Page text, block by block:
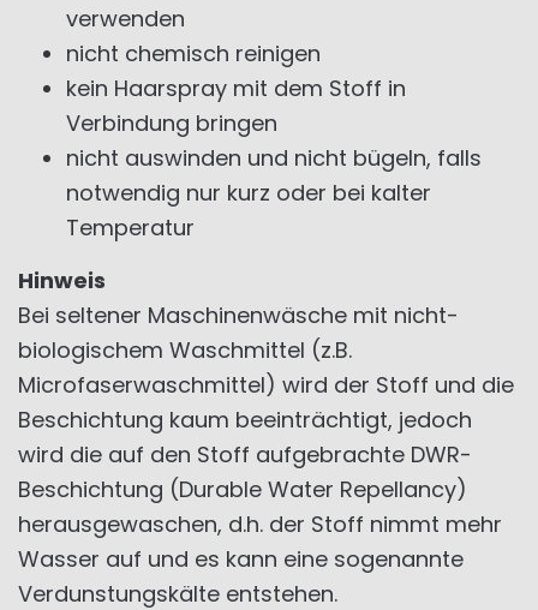
verwenden
nicht chemisch reinigen
kein Haarspray mit dem Stoff in
Verbindung bringen
nicht auswinden und nicht bügeln, falls
notwendig nur kurz oder bei kalter
Temperatur
Hinweis
Bei seltener Maschinenwäsche mit nicht-
biologischem Waschmittel (z.B.
Microfaserwaschmittel) wird der Stoff und die
Beschichtung kaum beeinträchtigt, jedoch
wird die auf den Stoff aufgebrachte DWR-
Beschichtung (Durable Water Repellancy)
herausgewaschen, d.h. der Stoff nimmt mehr
Wasser auf und es kann eine sogenannte
Verdunstungskälte entstehen.